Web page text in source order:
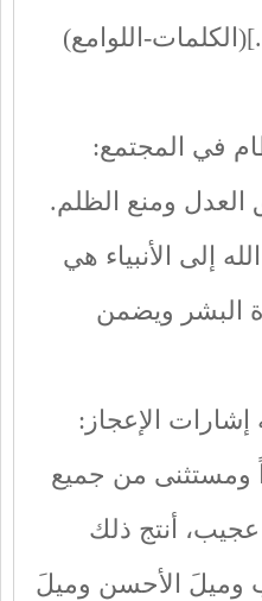
اللوامع)
العدل ومنع الظلم.
إلى الأنبياء هي
البشر ويضمن
الإعجاز:
ومستثنى من جميع
أنتج ذلك
وميلَ الأحسن وميلَ